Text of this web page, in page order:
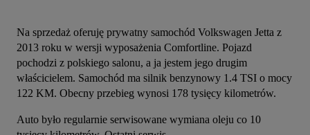
Na sprzedaż oferuję prywatny samochód Volkswagen Jetta z
2013 roku w wersji wyposażenia Comfortline. Pojazd
pochodzi z polskiego salonu, a ja jestem jego drugim
właścicielem. Samochód ma silnik benzynowy 1.4 TSI o mocy
122 KM. Obecny przebieg wynosi 178 tysięcy kilometrów.
Auto było regularnie serwisowane wymiana oleju co 10